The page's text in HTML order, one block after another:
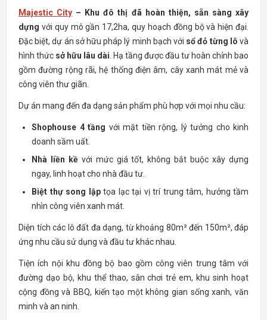
Majestic City – Khu đô thị đã hoàn thiện, sẵn sàng xây
dựng với quy mô gần 17,2ha, quy hoạch đồng bộ và hiện đại.
Đặc biệt, dự án sở hữu pháp lý minh bạch với sổ đỏ từng lô và
hình thức sở hữu lâu dài . Hạ tầng được đầu tư hoàn chỉnh bao
gồm đường rộng rãi, hệ thống điện âm, cây xanh mát mẻ và
công viên thư giãn.
Dự án mang đến đa dạng sản phẩm phù hợp với mọi nhu cầu:
Shophouse 4 tầng với mặt tiền rộng, lý tưởng cho kinh
doanh sầm uất.
Nhà liền kềvới mức giá tốt, không bắt buộc xây dựng
ngay, linh hoạt cho nhà đầu tư.
Biệt thự song lậptọa lạc tại vị trí trung tâm, hưởng tầm
nhìn công viên xanh mát.
Diện tích các lô đất đa dạng, từ khoảng 80m² đến 150m², đáp
ứng nhu cầu sử dụng và đầu tư khác nhau.
Tiện ích nội khu đồng bộ bao gồm công viên trung tâm với
đường dạo bộ, khu thể thao, sân chơi trẻ em, khu sinh hoạt
cộng đồng và BBQ, kiến tạo một không gian sống xanh, văn
minh và an ninh.